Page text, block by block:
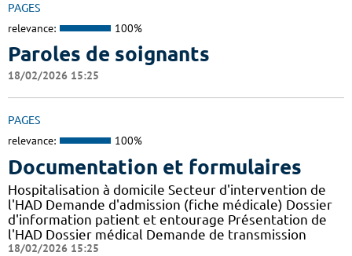
PAGES
relevance: 100%
Paroles de soignants
18/02/2026 15:25
PAGES
relevance: 100%
Documentation et formulaires
Hospitalisation à domicile Secteur d'intervention de
l'HAD Demande d'admission (fiche médicale) Dossier
d'information patient et entourage Présentation de
l'HAD Dossier médical Demande de transmission
18/02/2026 15:25